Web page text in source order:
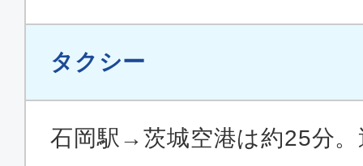
タクシー
石岡駅→茨城空港は約25分